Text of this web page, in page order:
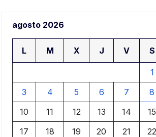
agosto 2026
L M X J V S
1
3
4 5 6 7 8
10
11 12 13 14 15
17
18 19 20 21 22